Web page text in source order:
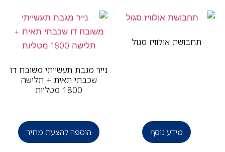
תחבושת אולוויז סגול
מידע נוסף
נייר מגבת תעשייתי משובח דו
שכבתי תאית + תלישה
1800 מטליות
הוספה להצעת מחיר